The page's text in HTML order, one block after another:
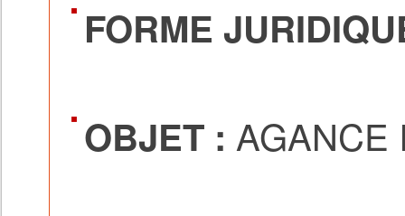
FORME
OBJET : AGANCE